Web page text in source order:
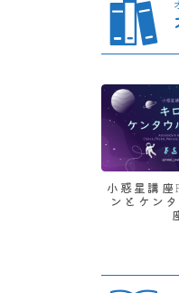
小惑星講座
ンとケン